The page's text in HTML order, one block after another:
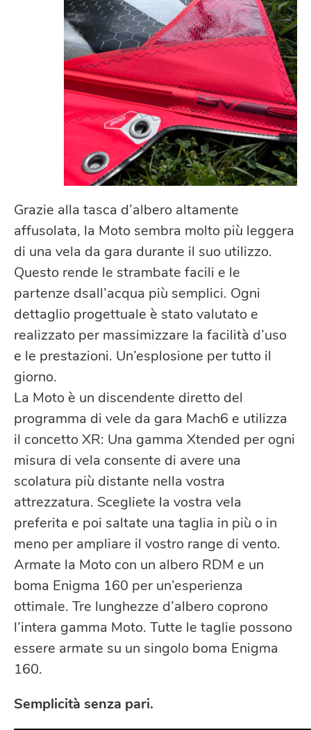
Grazie alla tasca d’albero altamente
affusolata, la Moto sembra molto più leggera
di una vela da gara durante il suo utilizzo.
Questo rende le strambate facili e le
partenze dsall’acqua più semplici. Ogni
dettaglio progettuale è stato valutato e
realizzato per massimizzare la facilità d’uso
e le prestazioni. Un’esplosione per tutto il
giorno.
La Moto è un discendente diretto del
programma di vele da gara Mach6 e utilizza
il concetto XR: Una gamma Xtended per ogni
misura di vela consente di avere una
scolatura più distante nella vostra
attrezzatura. Scegliete la vostra vela
preferita e poi saltate una taglia in più o in
meno per ampliare il vostro range di vento.
Armate la Moto con un albero RDM e un
boma Enigma 160 per un’esperienza
ottimale. Tre lunghezze d’albero coprono
l’intera gamma Moto. Tutte le taglie possono
essere armate su un singolo boma Enigma
160.
Semplicità senza pari.